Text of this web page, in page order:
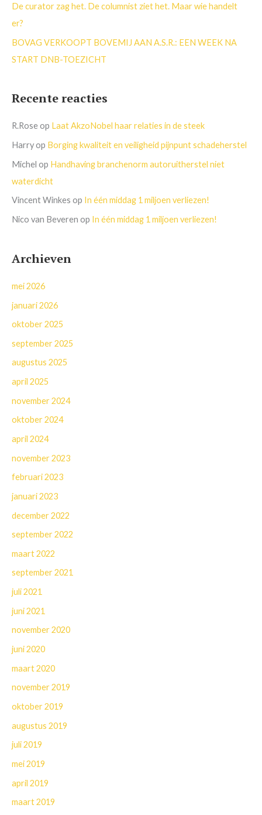
De curator zag het. De columnist ziet het. Maar wie handelt
er?
BOVAG VERKOOPT BOVEMIJ AAN A.S.R.: EEN WEEK NA
START DNB-TOEZICHT
Recente reacties
R.Roseop Laat AkzoNobel haar relaties in de steek
Harryop Borging kwaliteit en veiligheid pijnpunt schadeherstel
Michel op Handhaving branchenorm autoruitherstel niet
waterdicht
Vincent Winkes op In één middag 1 miljoen verliezen!
Nico van Beveren op In één middag 1 miljoen verliezen!
Archieven
mei 2026
januari 2026
oktober 2025
september 2025
augustus 2025
april 2025
november 2024
oktober 2024
april 2024
november 2023
februari 2023
januari 2023
december 2022
september 2022
maart 2022
september 2021
juli 2021
juni 2021
november 2020
juni 2020
maart 2020
november 2019
oktober 2019
augustus 2019
juli 2019
mei 2019
april 2019
maart 2019